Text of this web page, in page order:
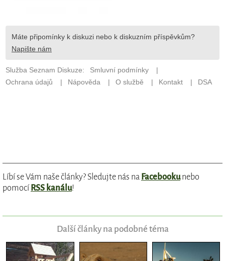
Líbí se Vám naše články? Sledujte nás na Facebookunebo
pomocíRSS kanálu!
Další články na podobné téma